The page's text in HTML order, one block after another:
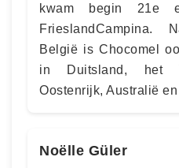
kwam begin 21e
FrieslandCampina.
België is Chocomel
in Duitsland, het
Oostenrijk, Australië
Noëlle Güler